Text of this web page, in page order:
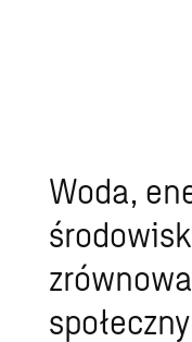
Woda,